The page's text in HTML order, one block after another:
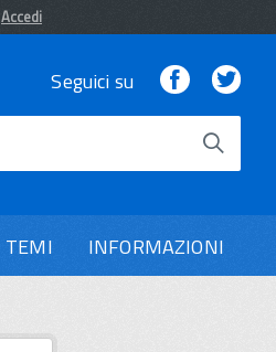
Accedi
Seguici su Facebook
TEMI INFORMAZIONI